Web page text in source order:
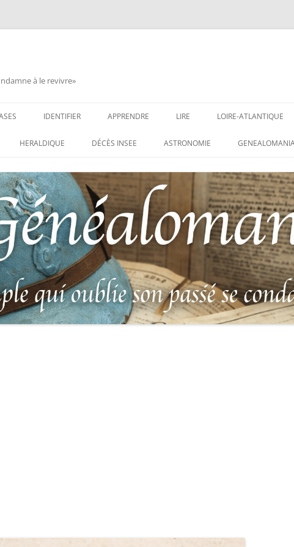
à le revivre»
DE
DE
DES
BASE DES CONDAMNATIONS À
BASE DES HISTORIQUES
RÉGIMENTAIRES
BASE DE RECHERCHE DES
TABLEAUX D’HONNEUR DE
L’ILLUSTRATION, VÉRITABLE LIVRE
D’OR, RÉUNISSANT LES PORTRAITS
DES PLUS HÉROÏQUES SOLDATS
DE 1914-1918
BASE DES DISPARUS DU JOURNAL
IDENTIFIER
INSIGNES, ATTRIBUTS ET GRADES
IDENTIFIER UNE PATTE DE COLLET
(INSIGNE DE COL)
IDENTIFIER UNE MÉDAILLE OU
DÉCORATION
LEXIQUE DES ABRÉVIATIONS
MILITAIRES
CATALOGUES DES OBLITÉRATIONS
MILITAIRES FRANÇAISES 1914-1918
APPRENDRE
APPRENDRE
LIRE
LIRE
LOIRE-ATLANTIQUE
LES ENFANTS DU
CARRÉ MILITAIRE
CLION-SUR-MER
LES SOLDATS
N°65 – LE CLION-
LE CLION-SUR-MER :
AUX MORTS VIRTUEL
FRANCO-ALLEMANDE
1871
CIMETIÈRE DE
HERALDIQUE DÉCÈS INSEE ASTRONOMIE